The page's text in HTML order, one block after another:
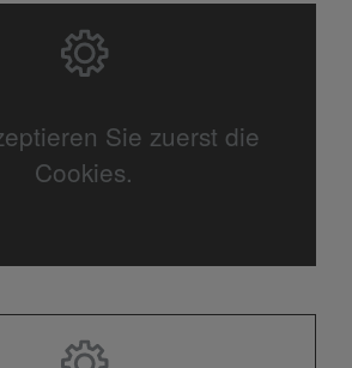
Sie zuerst die
Cookies.